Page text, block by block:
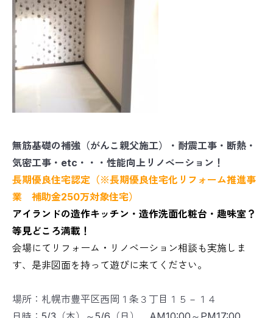
無筋基礎の補強（がんこ親父施工）・耐震工事・断熱・
気密工事・etc・・・性能向上リノベーション！
長期優良住宅認定（※長期優良住宅化リフォーム推進事
業 補助金250万対象住宅）
アイランドの造作キッチン・造作洗面化粧台・趣味室？
等見どころ満載！
会場にてリフォーム・リノベーション相談も実施しま
す、是非図面を持って遊びに来てください。
場所：札幌市豊平区西岡１条３丁目１５－１４